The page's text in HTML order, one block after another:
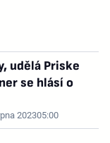
udělá Priske
se hlásí o
202305:00